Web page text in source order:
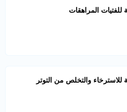
المراهقات
والتخلص من التوتر